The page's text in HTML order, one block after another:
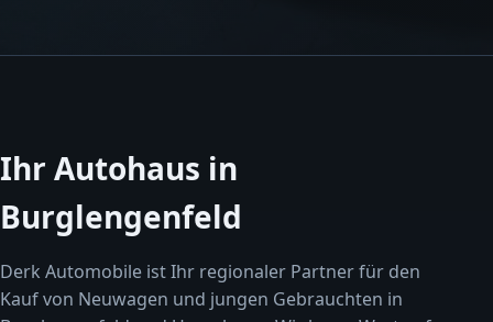
Ihr Autohaus in
Burglengenfeld
Derk Automobile ist Ihr regionaler Partner für den
Kauf von Neuwagen und jungen Gebrauchten in